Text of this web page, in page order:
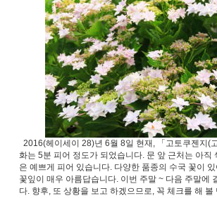
2016(헤이세이 28)년 6월 8일 현재, 「고토쿠젠지(
화는 5분 피어 정도가 되었습니다. 문 앞 근처는 아직
은 예쁘게 피어 있습니다. 다양한 품종의 수국 꽃이
꽃잎이 매우 아름답습니다. 이번 주말 ~ 다음 주말에
다. 향후, 또 상황을 보고 하겠으므로, 꼭 체크를 해 볼